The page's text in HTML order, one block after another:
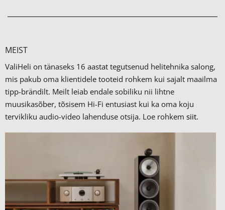
MEIST
ValiHeli on tänaseks 16 aastat tegutsenud helitehnika salong,
mis pakub oma klientidele tooteid rohkem kui sajalt maailma
tipp-brändilt. Meilt leiab endale sobiliku nii lihtne
muusikasõber, tõsisem Hi-Fi entusiast kui ka oma koju
tervikliku audio-video lahenduse otsija. Loe rohkem siit.